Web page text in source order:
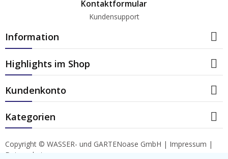
Kontaktformular
Kundensupport
Information 
Highlights im Shop 
Kundenkonto 
Kategorien 
Copyright © WASSER- und GARTENoase GmbH | Impressum |
Datenschutz